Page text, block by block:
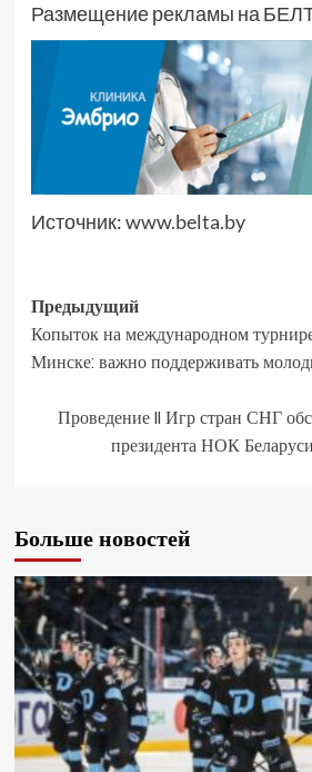
Размещение рекламы на
Источник:www.belta.by
Предыдущий
Копыток на международном
Минске: важно поддерживать
Проведение II Игр стран СНГ
президента НОК
Больше новостей